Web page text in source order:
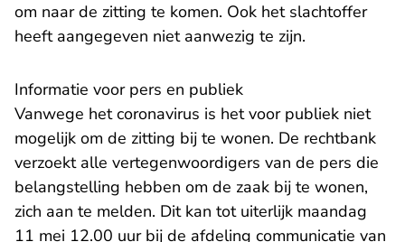
om naar de zitting te komen. Ook het slachtoffer
heeft aangegeven niet aanwezig te zijn.
Informatie voor pers en publiek
Vanwege het coronavirus is het voor publiek niet
mogelijk om de zitting bij te wonen. De rechtbank
verzoekt alle vertegenwoordigers van de pers die
belangstelling hebben om de zaak bij te wonen,
zich aan te melden. Dit kan tot uiterlijk maandag
11 mei 12.00 uur bij de afdeling communicatie van